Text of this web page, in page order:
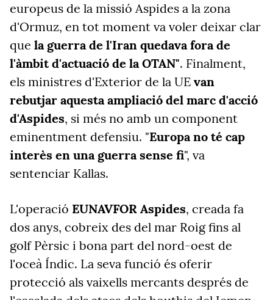
europeus de la missió Aspides a la zona
d'Ormuz, en tot moment va voler deixar clar
que la guerra de l'Iran quedava fora de
l'àmbit d'actuació de la OTAN". Finalment,
els ministres d'Exterior de la UE van
rebutjar aquesta ampliació del marc d'acció
d'Aspides, si més no amb un component
eminentment defensiu. "Europa no té cap
interès en una guerra sense fi", va
sentenciar Kallas.
L'operació EUNAVFOR Aspides, creada fa
dos anys, cobreix des del mar Roig fins al
golf Pèrsic i bona part del nord-oest de
l'oceà Índic. La seva funció és oferir
protecció als vaixells mercants després de